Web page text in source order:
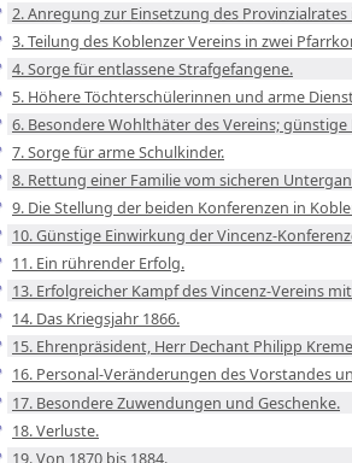
2. Anregung zur Einsetzung des
3. Teilung des Koblenzer Vereins in zwei
4. Sorge für entlassene Strafgefangene.
5. Höhere Töchterschülerinnen und arme
6. Besondere Wohlthäter des Vereins; günstige
7. Sorge für arme Schulkinder.
8. Rettung einer Familie vom sicheren
9. Die Stellung der beiden Konferenzen in
10. Günstige Einwirkung der Vincenz-
11. Ein rührender Erfolg.
13. Erfolgreicher Kampf des Vincenz-Vereins
14. Das Kriegsjahr 1866.
15. Ehrenpräsident, Herr Dechant Philipp
16. Personal-Veränderungen des Vorstandes
17. Besondere Zuwendungen und Geschenke.
18. Verluste.
19. Von 1870 bis 1884.